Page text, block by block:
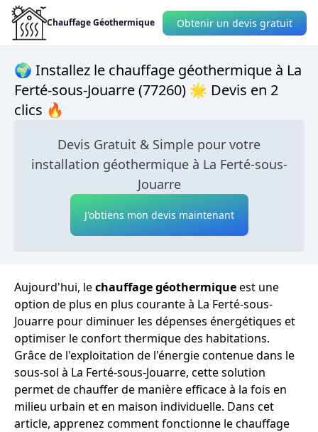
Chauffage Géothermique Obtenir un devis gratuit
🌍 Installez le chauffage géothermique à La
Ferté-sous-Jouarre (77260) 🌟 Devis en 2
clics 🔥
Devis Gratuit & Simple pour votre
installation géothermique à La Ferté-sous-
Jouarre
J'obtiens mon devis maintenant
Aujourd'hui, lechauffage géothermiqueest une
option de plus en plus courante à La Ferté-sous-
Jouarre pour diminuer les dépenses énergétiques et
optimiser le confort thermique des habitations.
Grâce de l'exploitation de l'énergie contenue dans le
sous-sol à La Ferté-sous-Jouarre, cette solution
permet de chauffer de manière efficace à la fois en
milieu urbain et en maison individuelle. Dans cet
article, apprenez comment fonctionne le chauffage